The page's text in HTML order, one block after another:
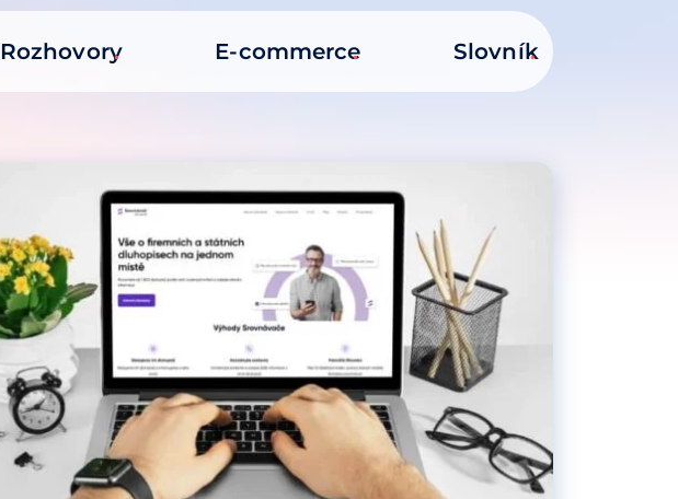
Rozhovory E-commerce Slovník